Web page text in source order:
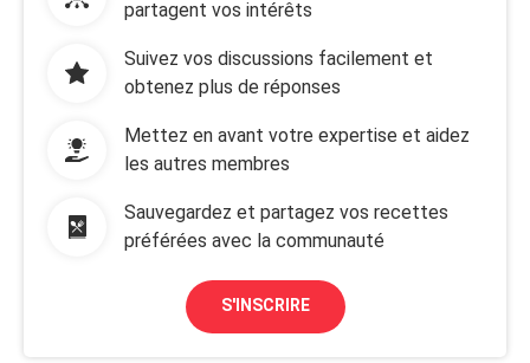
partagent vos intérêts
Suivez vos discussions facilement et
obtenez plus de réponses
Mettez en avant votre expertise et aidez
les autres membres
Sauvegardez et partagez vos recettes
préférées avec la communauté
S'INSCRIRE